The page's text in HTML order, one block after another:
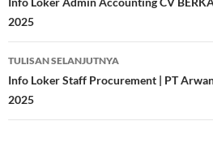
2025
TULISAN SELANJUTNYA
Info Loker Staff Procurement | PT
2025